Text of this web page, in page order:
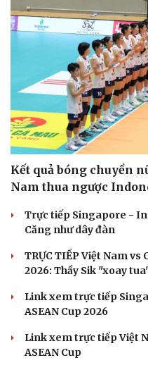
Tư vấn
Săn Tour
check-in
Kết quả bóng chuyền
Nam thua ngược
Trực tiếp Singapore -
Căng như dây đàn
TRỰC TIẾP Việt Nam vs
2026: Thầy Sik "xoay
Link xem trực tiếp
ASEAN Cup 2026
Link xem trực tiếp Việt
ASEAN Cup